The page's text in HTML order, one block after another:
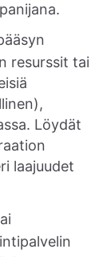
resurssit tai
Löydät
laajuudet